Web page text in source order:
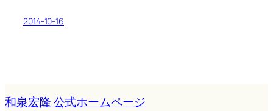
2014-10-16
和泉宏隆 公式ホームページ